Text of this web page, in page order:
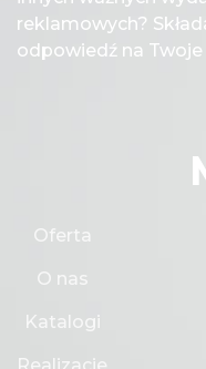
reklamowych?
odpowiedź na
Oferta
O nas
Katalogi
Realizacje